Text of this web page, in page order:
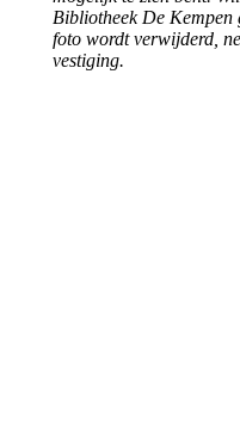
Bibliotheek De Kempen
foto wordt verwijderd,
vestiging.